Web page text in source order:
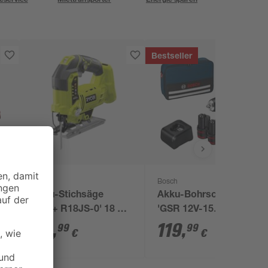
Ryobi
Akku-Stichsäge
'One+ R18JS-0' 18 V
ohne Akku, Hublänge
25 mm
,99 €
Bestseller
Bosch
Akku-Bohrschrauber
'GSR 12V-15
Professional' mit 2
Akkus, Tasche und
119,99 €